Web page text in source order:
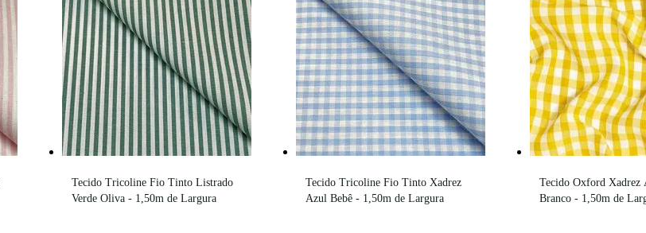
Tecido Tricoline Fio Tinto Listrado
Verde Oliva - 1,50m de Largura
Tecido Tricoline Fio Tinto Xadrez
Azul Bebê - 1,50m de Largura
Tecido Oxford Xadrez
Branco - 1,50m de